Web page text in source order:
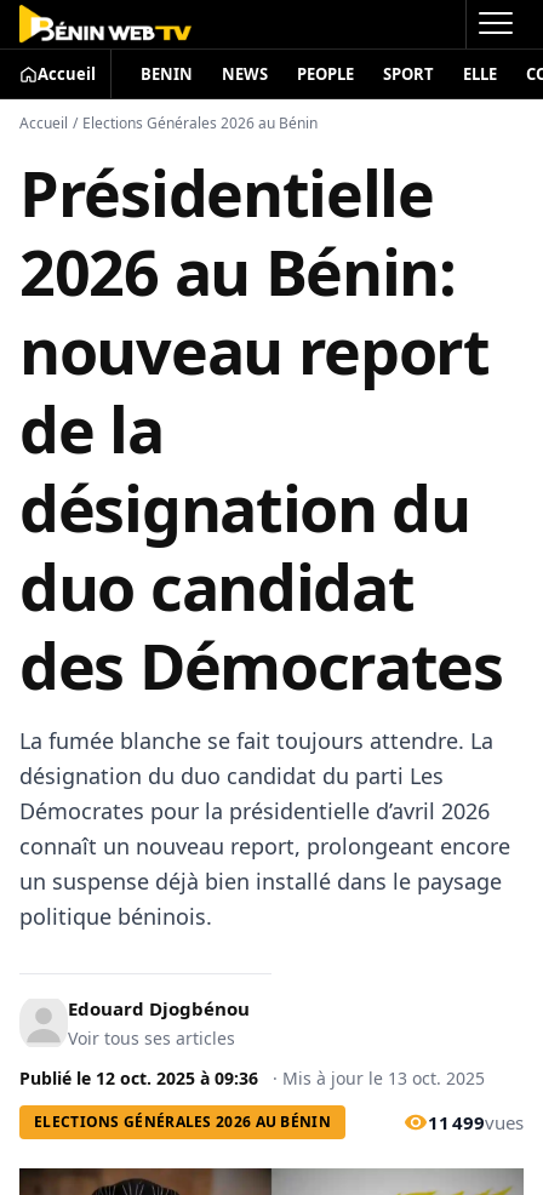
Accueil BENIN NEWS PEOPLE SPORT ELLE
Accueil / Elections Générales 2026 au Bénin
Présidentielle
2026 au Bénin:
nouveau report
de la
désignation du
duo candidat
des Démocrates
La fumée blanche se fait toujours attendre. La
désignation du duo candidat du parti Les
Démocrates pour la présidentielle d’avril 2026
connaît un nouveau report, prolongeant encore
un suspense déjà bien installé dans le paysage
politique béninois.
Edouard Djogbénou
Voir tous ses articles
Publié le 12 oct. 2025 à 09:36 · Mis à jour le 13 oct. 2025
ELECTIONS GÉNÉRALES 2026 AU BÉNIN 11 499vues